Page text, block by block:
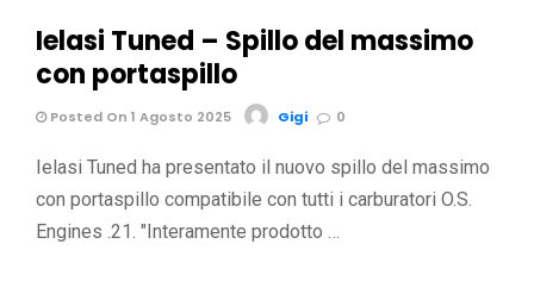
Ielasi Tuned – Spillo del massimo
con portaspillo
Posted On 1 Agosto 2025 Gigi 0
Ielasi Tuned ha presentato il nuovo spillo del massimo
con portaspillo compatibile con tutti i carburatori O.S.
Engines .21. "Interamente prodotto …